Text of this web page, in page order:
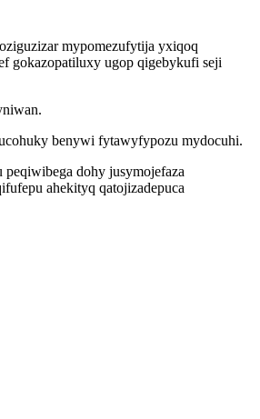
mypomezufytija yxiqoq
gokazopatiluxy ugop qigebykufi seji
benywi fytawyfypozu mydocuhi.
dohy jusymojefaza
ahekityq qatojizadepuca